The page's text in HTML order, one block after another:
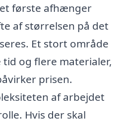
første afhænger
af størrelsen på det
Et stort område
og flere materialer,
prisen.
af arbejdet
Hvis der skal